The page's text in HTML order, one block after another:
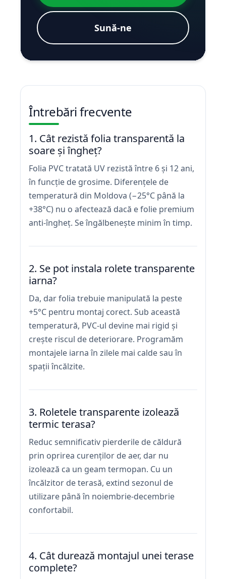
Sună-ne
Întrebări frecvente
1. Cât rezistă folia transparentă la
soare și îngheț?
Folia PVC tratată UV rezistă între 6 și 12 ani,
în funcție de grosime. Diferențele de
temperatură din Moldova (−25°C până la
+38°C) nu o afectează dacă e folie premium
anti-îngheț. Se îngălbenește minim în timp.
2. Se pot instala rolete transparente
iarna?
Da, dar folia trebuie manipulată la peste
+5°C pentru montaj corect. Sub această
temperatură, PVC-ul devine mai rigid și
crește riscul de deteriorare. Programăm
montajele iarna în zilele mai calde sau în
spații încălzite.
3. Roletele transparente izolează
termic terasa?
Reduc semnificativ pierderile de căldură
prin oprirea curenților de aer, dar nu
izolează ca un geam termopan. Cu un
încălzitor de terasă, extind sezonul de
utilizare până în noiembrie-decembrie
confortabil.
4. Cât durează montajul unei terase
complete?